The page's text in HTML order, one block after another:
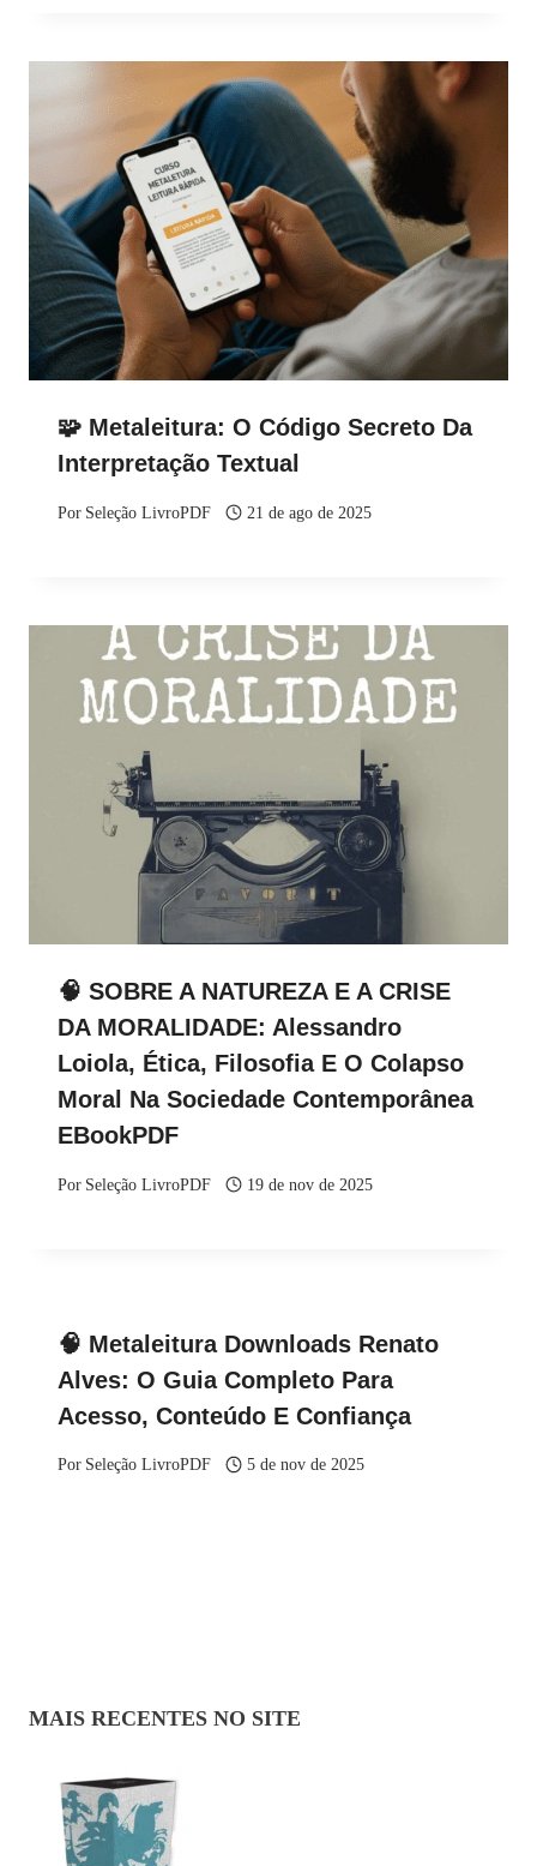
🧩 Metaleitura: O Código Secreto Da
Interpretação Textual
Por Seleção LivroPDF 21 de ago de 2025
🧠 SOBRE A NATUREZA E A CRISE
DA MORALIDADE: Alessandro
Loiola, Ética, Filosofia E O Colapso
Moral Na Sociedade Contemporânea
EBookPDF
Por Seleção LivroPDF 19 de nov de 2025
🧠 Metaleitura Downloads Renato
Alves: O Guia Completo Para
Acesso, Conteúdo E Confiança
Por Seleção LivroPDF 5 de nov de 2025
MAIS RECENTES NO SITE